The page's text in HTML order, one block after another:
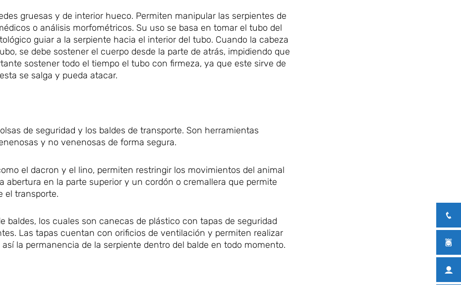
gruesas y de interior hueco. Permiten manipular las serpientes de
o análisis morfométricos. Su uso se basa en tomar el tubo del
guiar a la serpiente hacia el interior del tubo. Cuando la cabeza
se debe sostener el cuerpo desde la parte de atrás, impidiendo que
sostener todo el tiempo el tubo con firmeza, ya que este sirve de
se salga y pueda atacar.
de seguridad y los baldes de transporte. Son herramientas
y no venenosas de forma segura.
el dacron y el lino, permiten restringir los movimientos del animal
en la parte superior y un cordón o cremallera que permite
el transporte.
baldes, los cuales son canecas de plástico con tapas de seguridad
Las tapas cuentan con orificios de ventilación y permiten realizar
la permanencia de la serpiente dentro del balde en todo momento.